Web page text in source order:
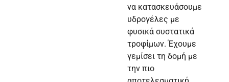
να κατασκευάσουμε
υδρογέλες με
φυσικά συστατικά
τροφίμων. Έχουμε
γεμίσει τη δομή με
την πιο